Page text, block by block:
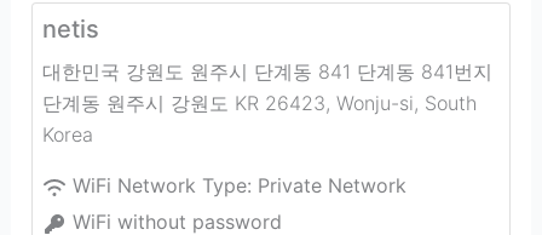
netis
대한민국 강원도 원주시 단계동 841 단계동 841번지
단계동 원주시 강원도 KR 26423, Wonju-si, South
Korea
WiFi Network Type: Private Network
WiFi without password